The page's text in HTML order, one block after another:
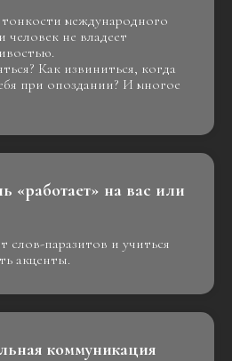
международного
человек не владеет
Как извиниться, когда
при опоздании? И многое
«работает» на вас или
слов-паразитов и учиться
акценты.
коммуникация